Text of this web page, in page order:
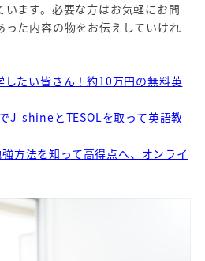
ます。必要な方はお気軽にお問
た内容の物をお伝えしていけれ
したい皆さん！約10万円の無料英
J-shineとTESOLを取って英語教
方法を知って高得点へ、オンライ